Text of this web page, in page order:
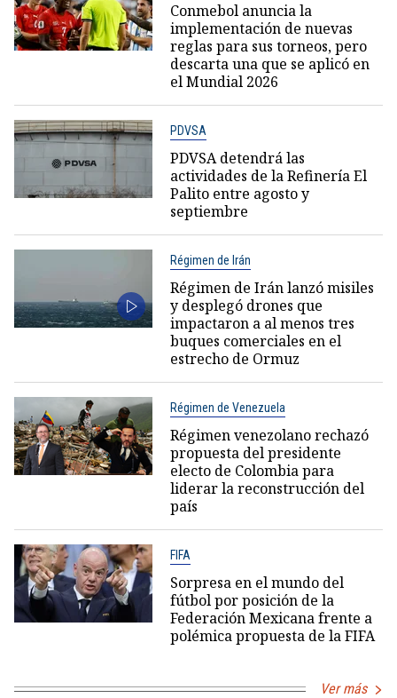
Conmebol anuncia la
implementación de nuevas
reglas para sus torneos, pero
descarta una que se aplicó en
el Mundial 2026
PDVSA
PDVSA detendrá las
actividades de la Refinería El
Palito entre agosto y
septiembre
Régimen de Irán
Régimen de Irán lanzó misiles
y desplegó drones que
impactaron a al menos tres
buques comerciales en el
estrecho de Ormuz
Régimen de Venezuela
Régimen venezolano rechazó
propuesta del presidente
electo de Colombia para
liderar la reconstrucción del
país
FIFA
Sorpresa en el mundo del
fútbol por posición de la
Federación Mexicana frente a
polémica propuesta de la FIFA
Ver más